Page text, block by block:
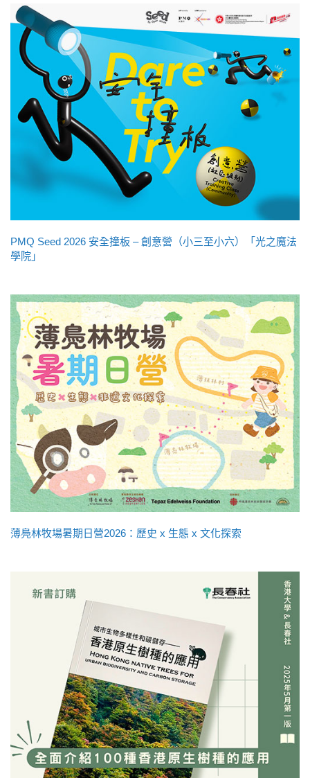
PMQ Seed 2026 安全撞板 – 創意營（小三至小六）「光之魔法
學院」
薄鳧林牧場暑期日營2026：歷史 x 生態 x 文化探索